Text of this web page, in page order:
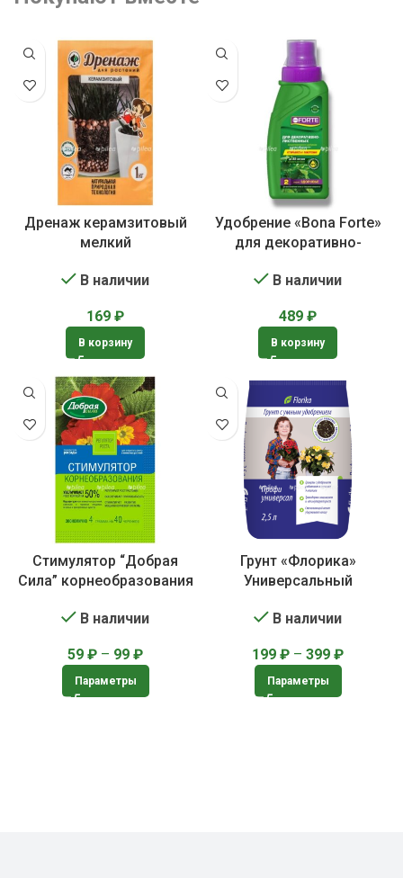
Дренаж керамзитовый
мелкий
В наличии
169 ₽
В корзину
Удобрение «Bona Forte»
для декоративно-
В наличии
489 ₽
В корзину
Стимулятор “Добрая
Сила” корнеобразования
В наличии
59 ₽ – 99 ₽
Параметры
Грунт «Флорика»
Универсальный
В наличии
199 ₽ – 399 ₽
Параметры